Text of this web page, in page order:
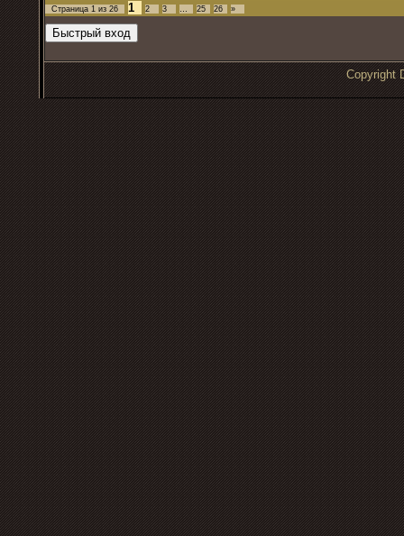
Страница 1 из 26 1 2 3 … 25 26 »
Copyright